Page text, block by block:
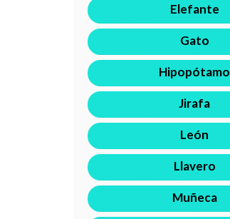
Elefante
Gato
Hipopótamo
Jirafa
León
Llavero
Muñeca